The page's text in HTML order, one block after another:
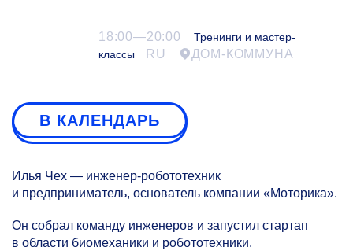
18:00—20:00
Тренинги и мастер-
классы
RU ДОМ-КОММУНА
В КАЛЕНДАРЬ
Илья Чех — инженер-робототехник
и предприниматель, основатель компании «Моторика».
Он собрал команду инженеров и запустил стартап
в области биомеханики и робототехники.